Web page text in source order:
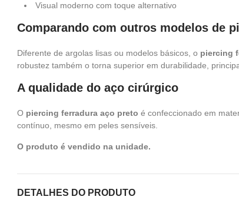
Visual moderno com toque alternativo
Comparando com outros modelos de
Diferente de argolas lisas ou modelos básicos, o piercing
robustez também o torna superior em durabilidade,
A qualidade do aço cirúrgico
O piercing ferradura aço preto é confeccionado em
contínuo, mesmo em peles sensíveis.
O produto é vendido na unidade.
DETALHES DO PRODUTO